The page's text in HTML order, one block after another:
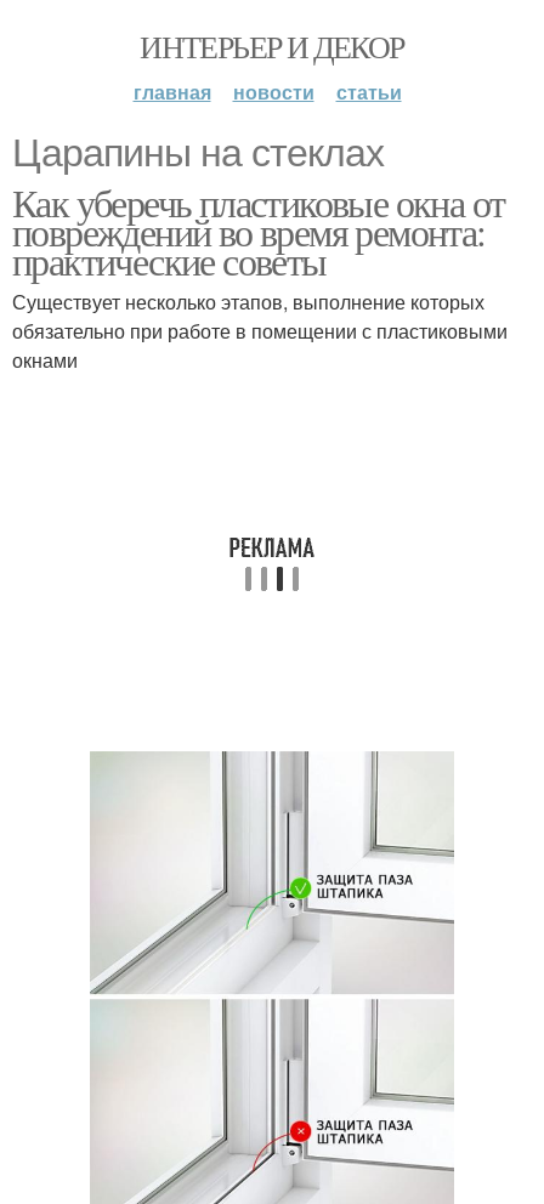
ИНТЕРЬЕР И ДЕКОР
главная новости статьи
Царапины на стеклах
Как уберечь пластиковые окна от
повреждений во время ремонта:
практические советы
Существует несколько этапов, выполнение которых
обязательно при работе в помещении с пластиковыми
окнами